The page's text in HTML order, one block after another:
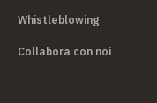
Whistleblowing
Collabora con noi